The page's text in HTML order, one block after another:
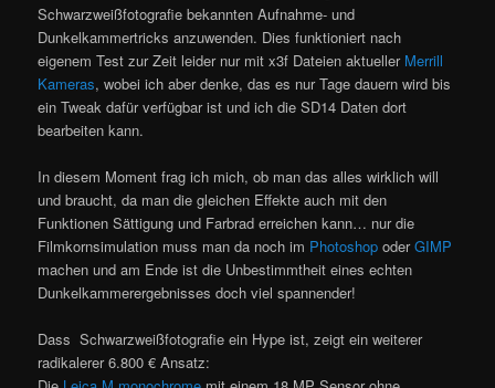
Schwarzweißfotografie bekannten Aufnahme- und
Dunkelkammertricks anzuwenden. Dies funktioniert nach
eigenem Test zur Zeit leider nur mit x3f Dateien aktueller Merrill
Kameras, wobei ich aber denke, das es nur Tage dauern wird bis
ein Tweak dafür verfügbar ist und ich die SD14 Daten dort
bearbeiten kann.
In diesem Moment frag ich mich, ob man das alles wirklich will
und braucht, da man die gleichen Effekte auch mit den
Funktionen Sättigung und Farbrad erreichen kann… nur die
Filmkornsimulation muss man da noch im Photoshop oderGIMP
machen und am Ende ist die Unbestimmtheit eines echten
Dunkelkammerergebnisses doch viel spannender!
Dass Schwarzweißfotografie ein Hype ist, zeigt ein weiterer
radikalerer 6.800 € Ansatz: